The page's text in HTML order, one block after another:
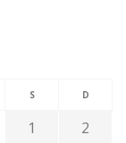
S D
1
2